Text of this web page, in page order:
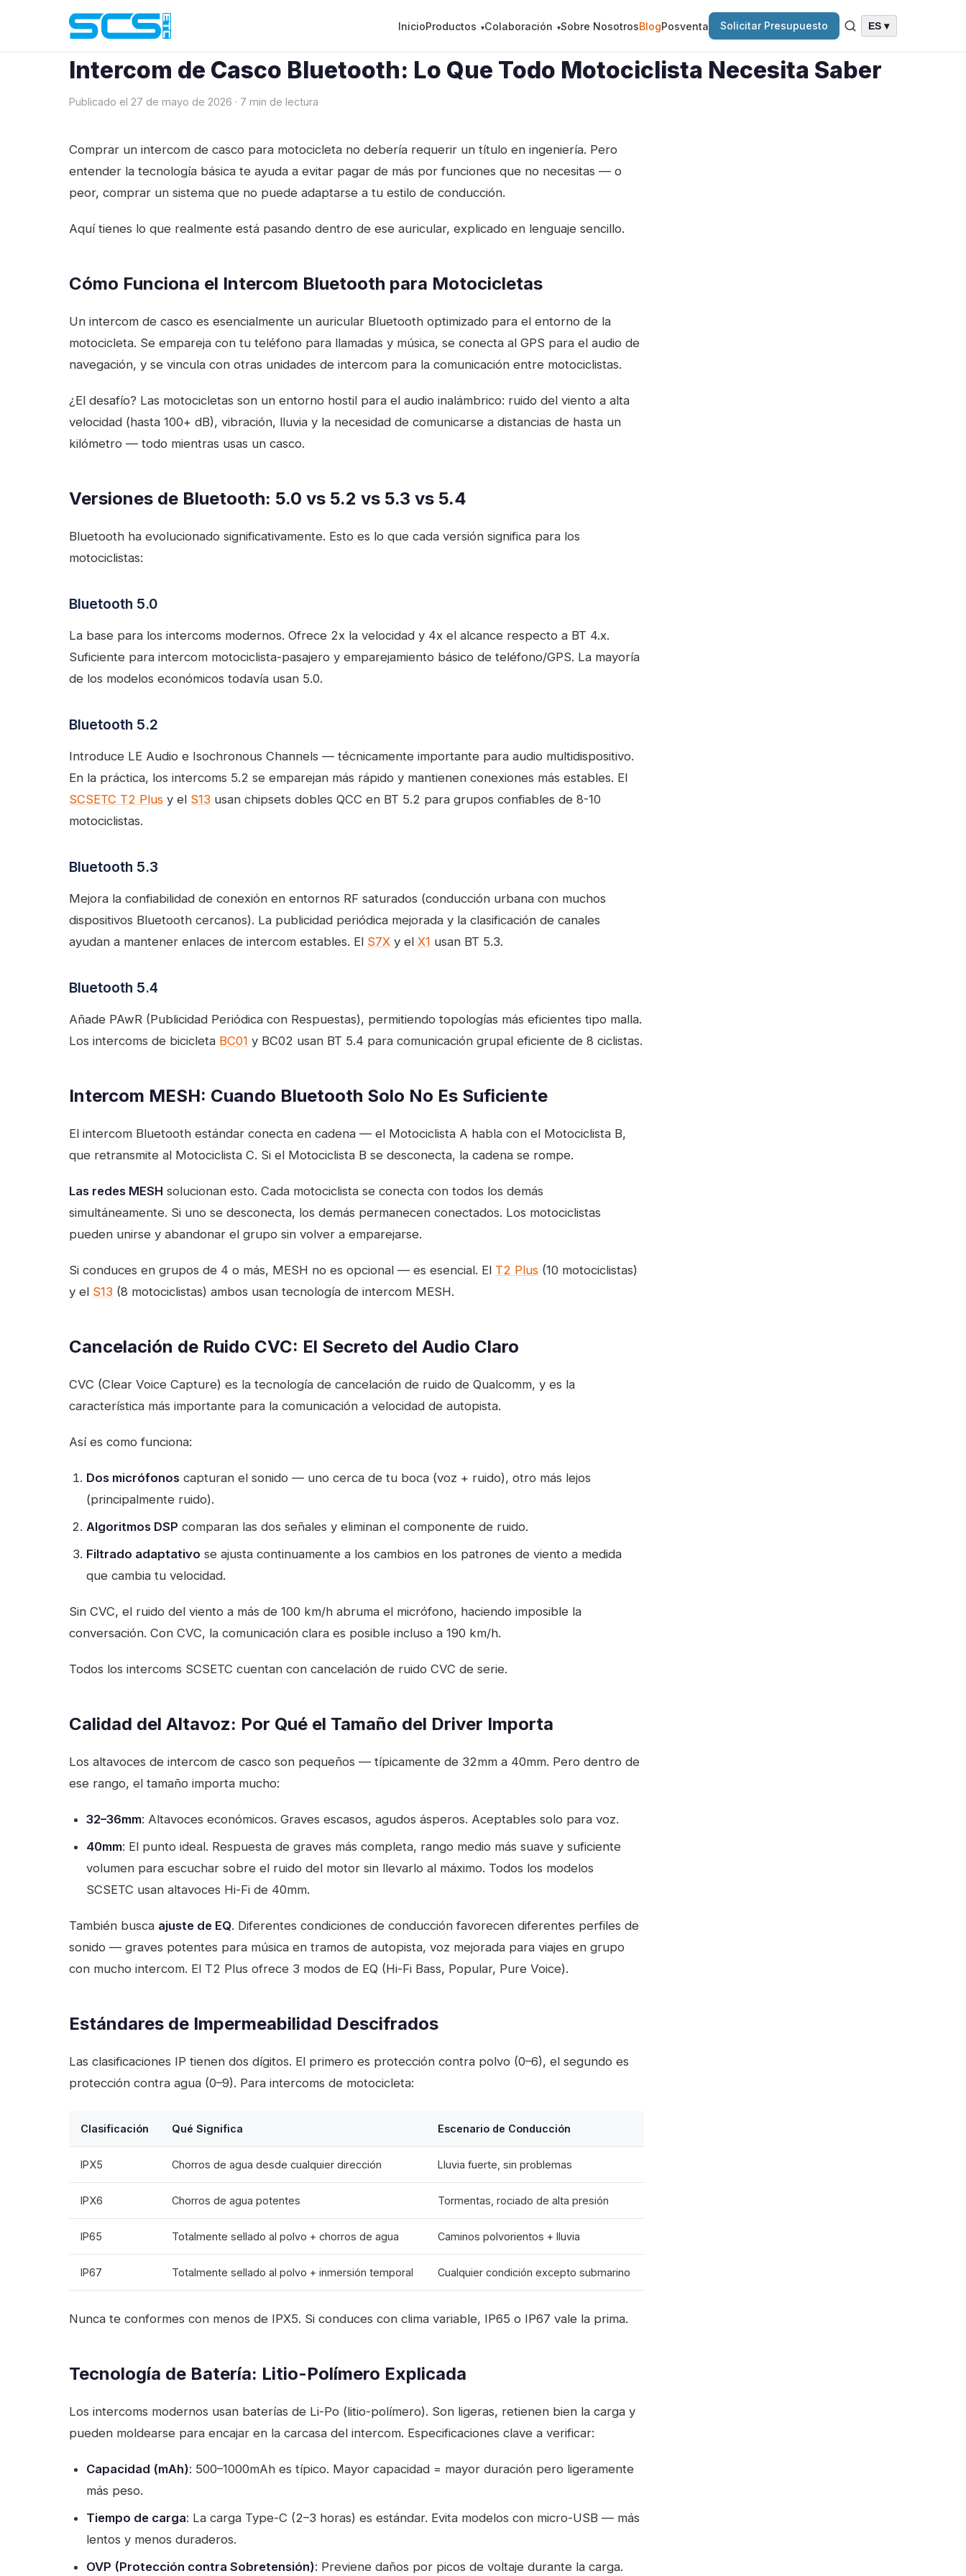
InicioProductos Colaboración Sobre NosotrosBlogPosventa Solicitar Presupuesto ES ▾
Blog› Guía de Intercom de Casco Bluetooth
Intercom de Casco Bluetooth: Lo Que Todo Motociclista Necesita Saber
Publicado el 27 de mayo de 2026 · 7 min de lectura
Comprar un intercom de casco para motocicleta no debería requerir un título en ingeniería. Pero
entender la tecnología básica te ayuda a evitar pagar de más por funciones que no necesitas — o
peor, comprar un sistema que no puede adaptarse a tu estilo de conducción.
Aquí tienes lo que realmente está pasando dentro de ese auricular, explicado en lenguaje sencillo.
Cómo Funciona el Intercom Bluetooth para Motocicletas
Un intercom de casco es esencialmente un auricular Bluetooth optimizado para el entorno de la
motocicleta. Se empareja con tu teléfono para llamadas y música, se conecta al GPS para el audio de
navegación, y se vincula con otras unidades de intercom para la comunicación entre motociclistas.
¿El desafío? Las motocicletas son un entorno hostil para el audio inalámbrico: ruido del viento a alta
velocidad (hasta 100+ dB), vibración, lluvia y la necesidad de comunicarse a distancias de hasta un
kilómetro — todo mientras usas un casco.
Versiones de Bluetooth: 5.0 vs 5.2 vs 5.3 vs 5.4
Bluetooth ha evolucionado significativamente. Esto es lo que cada versión significa para los
motociclistas:
Bluetooth 5.0
La base para los intercoms modernos. Ofrece 2x la velocidad y 4x el alcance respecto a BT 4.x.
Suficiente para intercom motociclista-pasajero y emparejamiento básico de teléfono/GPS. La mayoría
de los modelos económicos todavía usan 5.0.
Bluetooth 5.2
Introduce LE Audio e Isochronous Channels — técnicamente importante para audio multidispositivo.
En la práctica, los intercoms 5.2 se emparejan más rápido y mantienen conexiones más estables. El
SCSETC T2 Plus y el S13 usan chipsets dobles QCC en BT 5.2 para grupos confiables de 8-10
motociclistas.
Bluetooth 5.3
Mejora la confiabilidad de conexión en entornos RF saturados (conducción urbana con muchos
dispositivos Bluetooth cercanos). La publicidad periódica mejorada y la clasificación de canales
ayudan a mantener enlaces de intercom estables. El S7X y el X1 usan BT 5.3.
Bluetooth 5.4
Añade PAwR (Publicidad Periódica con Respuestas), permitiendo topologías más eficientes tipo malla.
Los intercoms de bicicleta BC01 y BC02 usan BT 5.4 para comunicación grupal eficiente de 8 ciclistas.
Intercom MESH: Cuando Bluetooth Solo No Es Suficiente
El intercom Bluetooth estándar conecta en cadena — el Motociclista A habla con el Motociclista B,
que retransmite al Motociclista C. Si el Motociclista B se desconecta, la cadena se rompe.
Las redes MESH solucionan esto. Cada motociclista se conecta con todos los demás
simultáneamente. Si uno se desconecta, los demás permanecen conectados. Los motociclistas
pueden unirse y abandonar el grupo sin volver a emparejarse.
Si conduces en grupos de 4 o más, MESH no es opcional — es esencial. El T2 Plus (10 motociclistas)
y el S13 (8 motociclistas) ambos usan tecnología de intercom MESH.
Cancelación de Ruido CVC: El Secreto del Audio Claro
CVC (Clear Voice Capture) es la tecnología de cancelación de ruido de Qualcomm, y es la
característica más importante para la comunicación a velocidad de autopista.
Así es como funciona:
Dos micrófonos capturan el sonido — uno cerca de tu boca (voz + ruido), otro más lejos
(principalmente ruido).
Algoritmos DSP comparan las dos señales y eliminan el componente de ruido.
Filtrado adaptativo se ajusta continuamente a los cambios en los patrones de viento a medida
que cambia tu velocidad.
Sin CVC, el ruido del viento a más de 100 km/h abruma el micrófono, haciendo imposible la
conversación. Con CVC, la comunicación clara es posible incluso a 190 km/h.
Todos los intercoms SCSETC cuentan con cancelación de ruido CVC de serie.
Calidad del Altavoz: Por Qué el Tamaño del Driver Importa
Los altavoces de intercom de casco son pequeños — típicamente de 32mm a 40mm. Pero dentro de
ese rango, el tamaño importa mucho:
32–36mm: Altavoces económicos. Graves escasos, agudos ásperos. Aceptables solo para voz.
40mm: El punto ideal. Respuesta de graves más completa, rango medio más suave y suficiente
volumen para escuchar sobre el ruido del motor sin llevarlo al máximo. Todos los modelos
SCSETC usan altavoces Hi-Fi de 40mm.
También busca ajuste de EQ. Diferentes condiciones de conducción favorecen diferentes perfiles de
sonido — graves potentes para música en tramos de autopista, voz mejorada para viajes en grupo
con mucho intercom. El T2 Plus ofrece 3 modos de EQ (Hi-Fi Bass, Popular, Pure Voice).
Estándares de Impermeabilidad Descifrados
Las clasificaciones IP tienen dos dígitos. El primero es protección contra polvo (0–6), el segundo es
protección contra agua (0–9). Para intercoms de motocicleta:
Clasificación Qué Significa Escenario de Conducción
IPX5 Chorros de agua desde cualquier dirección Lluvia fuerte, sin problemas
IPX6 Chorros de agua potentes Tormentas, rociado de alta presión
IP65 Totalmente sellado al polvo + chorros de agua Caminos polvorientos + lluvia
IP67 Totalmente sellado al polvo + inmersión temporal Cualquier condición excepto submarino
Nunca te conformes con menos de IPX5. Si conduces con clima variable, IP65 o IP67 vale la prima.
Tecnología de Batería: Litio-Polímero Explicada
Los intercoms modernos usan baterías de Li-Po (litio-polímero). Son ligeras, retienen bien la carga y
pueden moldearse para encajar en la carcasa del intercom. Especificaciones clave a verificar:
Capacidad (mAh): 500–1000mAh es típico. Mayor capacidad = mayor duración pero ligeramente
más peso.
Tiempo de carga: La carga Type-C (2–3 horas) es estándar. Evita modelos con micro-USB — más
lentos y menos duraderos.
OVP (Protección contra Sobretensión): Previene daños por picos de voltaje durante la carga.